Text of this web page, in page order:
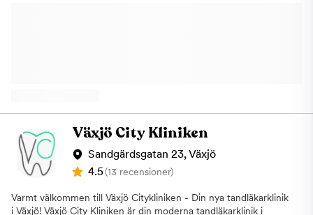
Växjö City Kliniken
Sandgärdsgatan 23, Växjö
4.5(13 recensioner)
Varmt välkommen till Växjö Citykliniken - Din nya tandläkarklinik
i Växjö! Växjö City Kliniken är din moderna tandläkarklinik i